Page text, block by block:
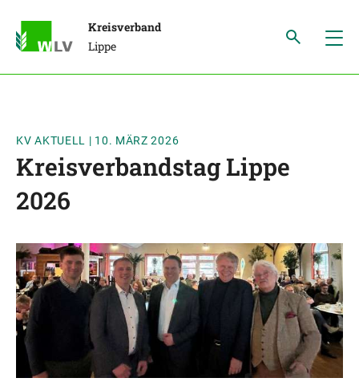
Kreisverband
Lippe
KV AKTUELL | 10. MÄRZ 2026
Kreisverbandstag Lippe
2026